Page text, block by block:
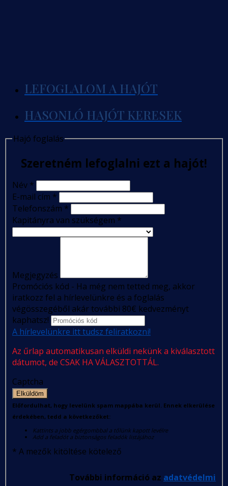
LEFOGLALOM A HAJÓT
HASONLÓ HAJÓT KERESEK
Hajó foglalás
Szeretném lefoglalni ezt a hajót!
Név *
E-mail cím *
Telefonszám *
Kapitányra van szükségem *
Megjegyzés
Promóciós kód - Ha még nem tetted meg, akkor
iratkozz fel a hírlevelünkre és a foglalás
végösszegéből akár további 80€ kedvezményt
kaphatsz!
A hírlevelünkre itt tudsz feliratkozni!
Az űrlap automatikusan elküldi nekünk a kiválasztott
dátumot, de CSAK HA VÁLASZTOTTÁL.
Captcha
Elküldöm
Előfordulhat, hogy levelünk spam mappába kerül. Ennek elkerülése
érdekében, tedd a következőket:
Kattints a jobb egérgombbal a tőlünk kapott levélre
Add a feladót a biztonságos feladók listájához
* A mezők kitöltése kötelező
További információ az adatvédelmi